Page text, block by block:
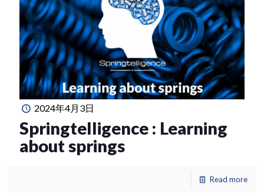
2024年4月3日
Springtelligence : Learning
about springs
Read more